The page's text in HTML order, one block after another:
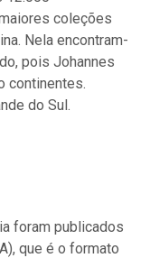
coleções
Nela encontram-
pois Johannes
continentes.
do Sul.
foram publicados
que é o formato